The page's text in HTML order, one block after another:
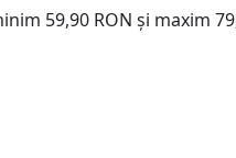
59,90 RON și maxim